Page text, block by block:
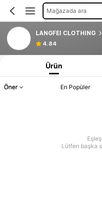
Mağazada ara
LANGFEI CLOTHING
4.84
Ürün
Öner En Popüler
Lütfen başka